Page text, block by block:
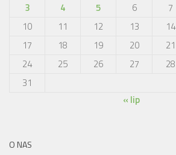
3
4 5 6 7
10
11 12 13 14
17
18 19 20 21
24
25 26 27 28
31
« lip
O NAS